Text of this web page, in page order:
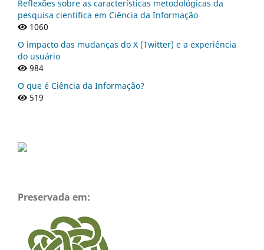
Reflexões sobre as características metodológicas da
pesquisa científica em Ciência da Informação
1060
O impacto das mudanças do X (Twitter) e a experiência
do usuário
984
O que é Ciência da Informação?
519
Preservada em: